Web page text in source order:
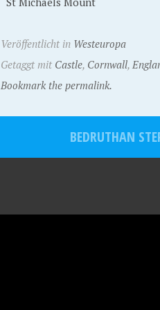
Veröffentlicht in Westeuropa
Getaggt mit Castle, Cornwall,
Bookmark the permalink.
BEDRUTHAN